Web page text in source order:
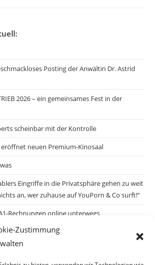
Zustimmung
Posting der Anwältin Dr. Astrid
2026 – ein gemeinsames Fest in der
scheinbar mit der Kontrolle
neuen Premium-Kinosaal
Eingriffe in die Privatsphäre gehen zu weit
an, wer zuhause auf YouPorn & Co surft!“
Rechnungen online unterwegs
ihre Sicherheit: „Erst nach einem Anschlag wäre
Ceuta